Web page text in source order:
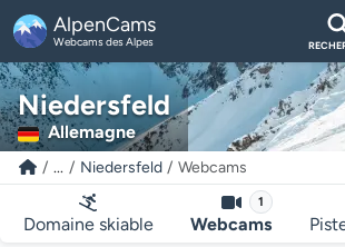
AlpenCams
Webcams des Alpes
Niedersfeld
Allemagne
... Niedersfeld Webcams
Domaine skiable
1
Webcams